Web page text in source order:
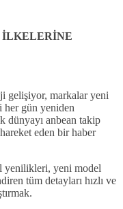
İLKELERİNE
gelişiyor, markalar yeni
her gün yeniden
dünyayı anbean takip
eden bir haber
yenilikleri, yeni model
tüm detayları hızlı ve